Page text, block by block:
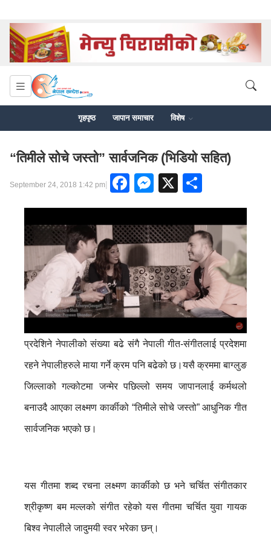
गृहपृष्ठ जापान समाचार विशेष
“तिमीले सोचे जस्तो” सार्वजनिक (भिडियो सहित)
September 24, 2018 1:42 pm| Facebook
Messenger
X
प्रदेशिने नेपालीको संख्या बढे संगै नेपाली गीत-संगीतलाई प्रदेशमा
रहने नेपालीहरुले माया गर्ने क्रम पनि बढेको छ।यसै क्रममा बाग्लुङ
जिल्लाको गल्कोटमा जन्मेर पछिल्लो समय जापानलाई कर्मथलो
बनाउदै आएका लक्ष्मण कार्कीको “तिमीले सोचे जस्तो” आधुनिक गीत
सार्वजनिक भएको छ।
यस गीतमा शब्द रचना लक्ष्मण कार्कीको छ भने चर्चित संगीतकार
श्रीकृष्ण बम मल्लको संगीत रहेको यस गीतमा चर्चित युवा गायक
बिश्व नेपालीले जादुमयी स्वर भरेका छन्।